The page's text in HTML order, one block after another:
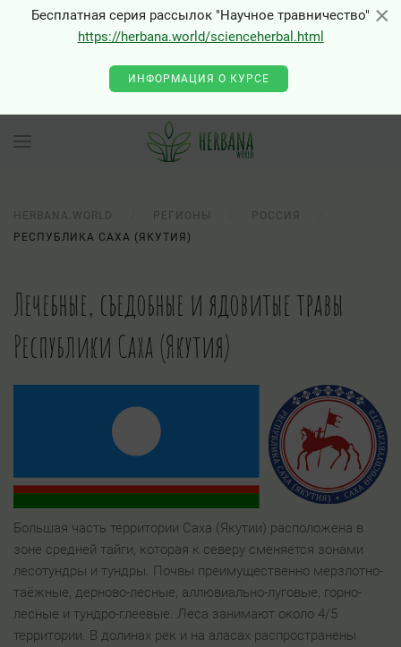
×
Бесплатная серия рассылок "Научное травничество"
https://herbana.world/scienceherbal.html
ИНФОРМАЦИЯ О КУРСЕ
HERBANA.WORLD РЕГИОНЫ
РОССИЯ
РЕСПУБЛИКА САХА (ЯКУТИЯ)
Лечебные, съедобные и ядовитые травы
Республики Саха (Якутия)
Большая часть территории Саха (Якутии) расположена в
зоне средней тайги, которая к северу сменяется зонами
лесотундры и тундры. Почвы преимущественно мерзлотно-
таёжные, дерново-лесные, аллювиально-луговые, горно-
лесные и тундро-глеевые. Леса занимают около 4/5
территории. В долинах рек и на аласах распространены
×